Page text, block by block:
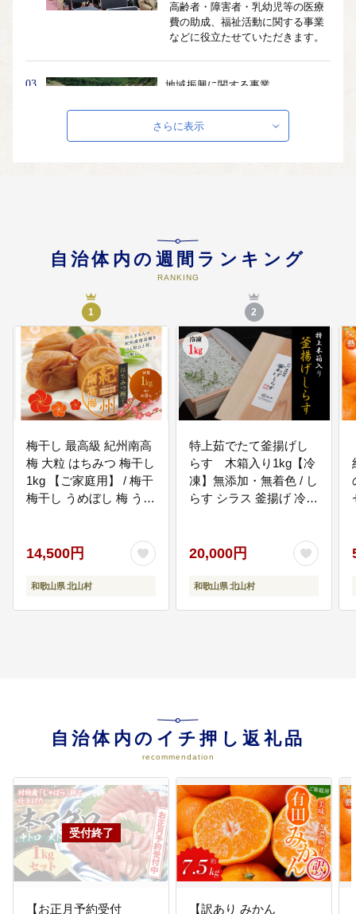
高齢者・障害者・乳幼児等の医療
費の助成、福祉活動に関する事業
などに役立たせていただきます。
03
地域振興に関する事業
ていた筏流しを現在、観光筏下り
として復活させていますが、筏師
が危ぶまれています。この伝統あ
村長が必要と認める事業
村長が必要だと判断する事業に活
用させていただきます。
さらに表示
自治体内の週間ランキング
RANKING
1
梅干し 最高級 紀州南高
梅 大粒 はちみつ 梅干し
1kg 【ご家庭用】 / 梅干
梅干し うめぼし 梅 うめ
梅 南高梅梅干し 家庭用
ご家庭用 【inm110C】
14,500円
和歌山県 北山村
2
特上茹でたて釜揚げし
らす 木箱入り1kg【冷
凍】無添加・無着色 / し
らす シラス 釜揚げ 冷凍
20,000円
和歌山県 北山村
自治体内のイチ押し返礼品
recommendation
【お正月予約受付 【訳あり みかん